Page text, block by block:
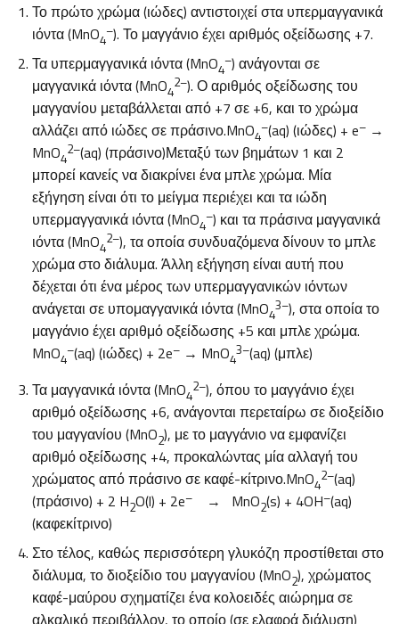
Το πρώτο χρώμα (ιώδες) αντιστοιχεί στα υπερμαγγανικά
ιόντα (MnO4
–). Το μαγγάνιο έχει αριθμός οξείδωσης +7.
Τα υπερμαγγανικά ιόντα (MnO4
–) ανάγονται σε
μαγγανικά ιόντα (MnO4
2–). Ο αριθμός οξείδωσης του
μαγγανίου μεταβάλλεται από +7 σε +6, και το χρώμα
αλλάζει από ιώδες σε πράσινο.MnO4
–(aq) (ιώδες) + e– →
MnO4
2–(aq) (πράσινο)Μεταξύ των βημάτων 1 και 2
μπορεί κανείς να διακρίνει ένα μπλε χρώμα. Μία
εξήγηση είναι ότι το μείγμα περιέχει και τα ιώδη
υπερμαγγανικά ιόντα (MnO4
–) και τα πράσινα μαγγανικά
ιόντα (MnO4
2–), τα οποία συνδυαζόμενα δίνουν το μπλε
χρώμα στο διάλυμα. Άλλη εξήγηση είναι αυτή που
δέχεται ότι ένα μέρος των υπερμαγγανικών ιόντων
ανάγεται σε υπομαγγανικά ιόντα (MnO4
3–), στα οποία το
μαγγάνιο έχει αριθμό οξείδωσης +5 και μπλε χρώμα.
MnO4
–(aq) (ιώδες) + 2e– → MnO4
3–(aq) (μπλε)
Τα μαγγανικά ιόντα (MnO4
2–), όπου το μαγγάνιο έχει
αριθμό οξείδωσης +6, ανάγονται περεταίρω σε διοξείδιο
του μαγγανίου (MnO2), με το μαγγάνιο να εμφανίζει
αριθμό οξείδωσης +4, προκαλώντας μία αλλαγή του
χρώματος από πράσινο σε καφέ-κίτρινο.MnO4
2–(aq)
(πράσινο) + 2 H2O(l) + 2e– → MnO2(s) + 4OH–(aq)
(καφεκίτρινο)
Στο τέλος, καθώς περισσότερη γλυκόζη προστίθεται στο
διάλυμα, το διοξείδιο του μαγγανίου (MnO2), χρώματος
καφέ-μαύρου σχηματίζει ένα κολοειδές αιώρημα σε
αλκαλικό περιβάλλον, το οποίο (σε ελαφρά διάλυση)